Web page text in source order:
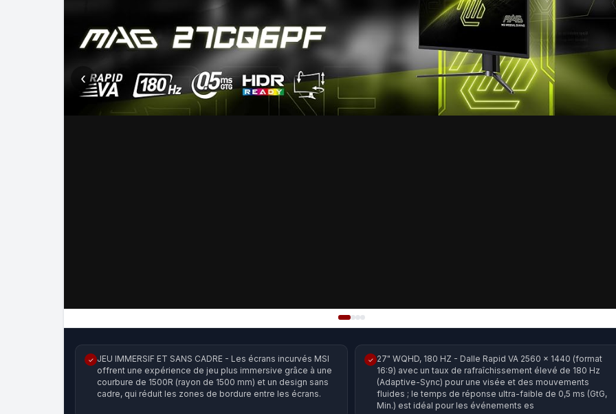
‹
✓ JEU IMMERSIF ET SANS CADRE - Les écrans incurvés MSI
offrent une expérience de jeu plus immersive grâce à une
courbure de 1500R (rayon de 1500 mm) et un design sans
cadre, qui réduit les zones de bordure entre les écrans.
✓ 27" WQHD, 180 HZ - Dalle Rapid VA 2560 x 1440 (format
16:9) avec un taux de rafraîchissement élevé de 180 Hz
(Adaptive-Sync) pour une visée et des mouvements
fluides ; le temps de réponse ultra-faible de 0,5 ms (GtG,
Min.) est idéal pour les événements es